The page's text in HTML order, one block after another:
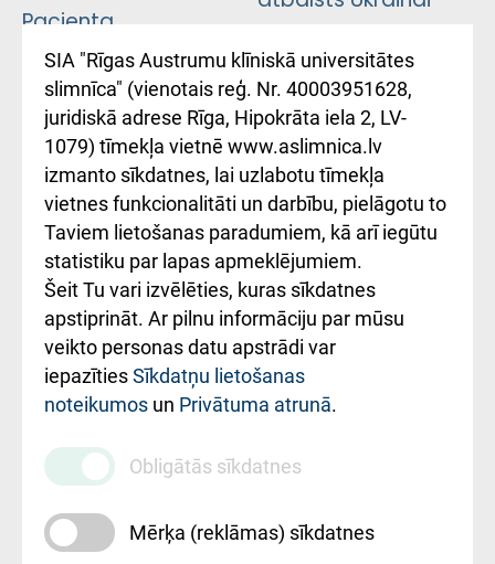
Pacienta
atsauksmju/sūdzību
iesniegšanas
kārtība
Kā pie mums nokļūt
Rēķinu apmaksas
ceļvedis
Rekvizīti un
ārstniecības
iestādes kods
010000234
Maksas
pakalpojumu
cenrādis
Підтримка Східної
лікарні та співпраця з
Україною
SIA "Rīgas Austrumu klīniskā universitātes
slimnīca" (vienotais reģ. Nr. 40003951628,
juridiskā adrese Rīga, Hipokrāta iela 2, LV-
1079) tīmekļa vietnē www.aslimnica.lv
izmanto sīkdatnes, lai uzlabotu tīmekļa
vietnes funkcionalitāti un darbību, pielāgotu to
Taviem lietošanas paradumiem, kā arī iegūtu
statistiku par lapas apmeklējumiem.
Šeit Tu vari izvēlēties, kuras sīkdatnes
apstiprināt. Ar pilnu informāciju par mūsu
veikto personas datu apstrādi var
iepazītiesSīkdatņu lietošanas
noteikumos un Privātuma atrunā.
Obligātās sīkdatnes
Mērķa (reklāmas) sīkdatnes